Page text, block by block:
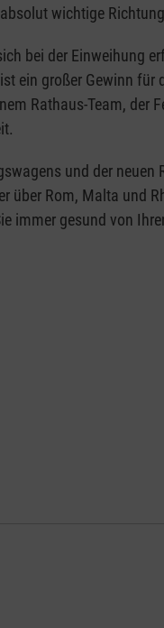
wichtige
bei der Einweihung
ein großer Gewinn für
Rathaus-Team, der
und der neuen
über Rom, Malta und
immer gesund von